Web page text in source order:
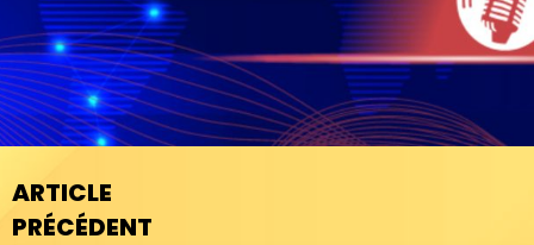
ARTICLE
PRÉCÉDENT